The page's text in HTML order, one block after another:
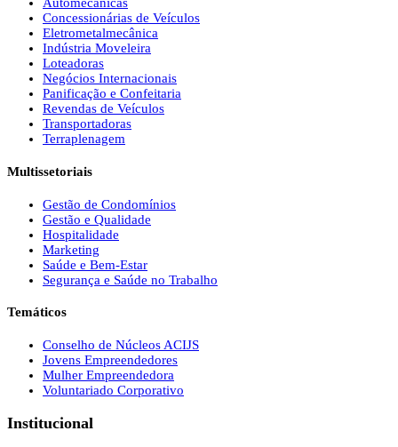
Concessionárias de Veículos
Eletrometalmecânica
Indústria Moveleira
Loteadoras
Negócios Internacionais
Panificação e Confeitaria
Revendas de Veículos
Transportadoras
Terraplenagem
Multissetoriais
Gestão de Condomínios
Gestão e Qualidade
Hospitalidade
Marketing
Saúde e Bem-Estar
Segurança e Saúde no Trabalho
Temáticos
Conselho de Núcleos ACIJS
Jovens Empreendedores
Mulher Empreendedora
Voluntariado Corporativo
Institucional